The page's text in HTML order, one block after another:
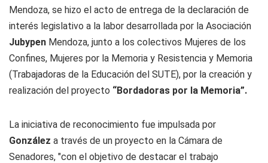
Mendoza, se hizo el acto de entrega de la declaración de
interés legislativo a la labor desarrollada por la Asociación
Jubypen Mendoza, junto a los colectivos Mujeres de los
Confines, Mujeres por la Memoria y Resistencia y Memoria
(Trabajadoras de la Educación del SUTE), por la creación y
realización del proyecto “Bordadoras por la Memoria”.
La iniciativa de reconocimiento fue impulsada por
González a través de un proyecto en la Cámara de
Senadores, "con el objetivo de destacar el trabajo